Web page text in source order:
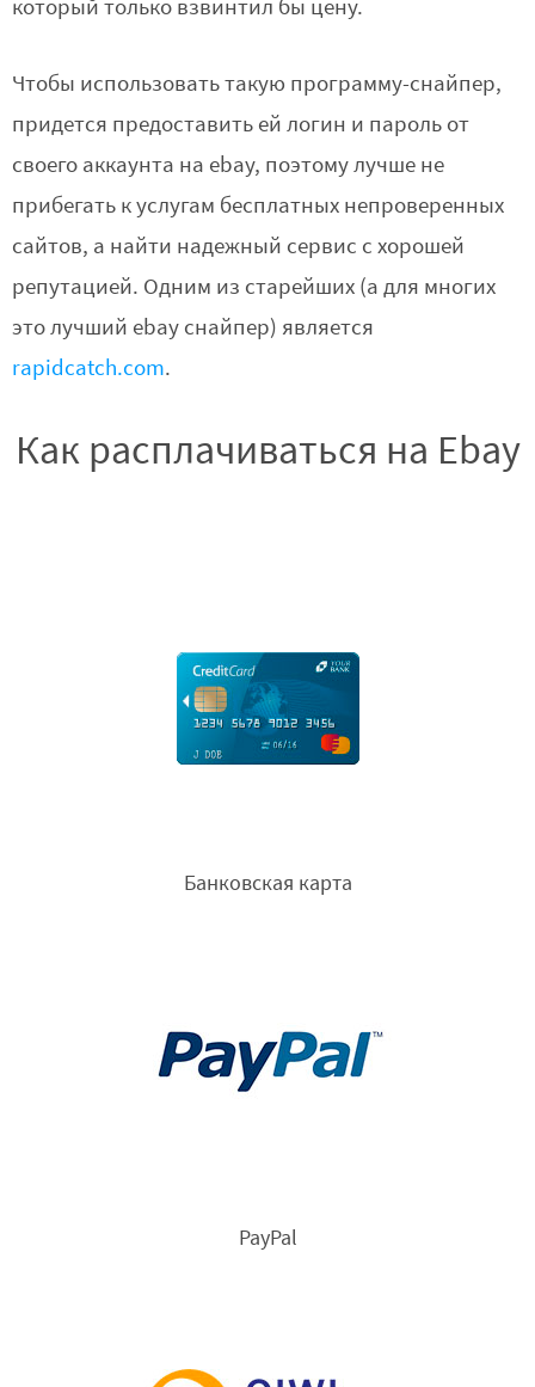
который только взвинтил бы цену.
Чтобы использовать такую программу-снайпер,
придется предоставить ей логин и пароль от
своего аккаунта на ebay, поэтому лучше не
прибегать к услугам бесплатных непроверенных
сайтов, а найти надежный сервис с хорошей
репутацией. Одним из старейших (а для многих
это лучший ebay снайпер) является
rapidcatch.com.
Как расплачиваться на Ebay
Банковская карта
PayPal